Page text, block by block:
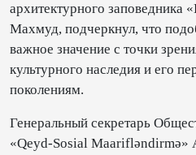
архитектурного заповедника
Махмуд, подчеркнул, что
важное значение с точки
культурного наследия и его
поколениям.
Генеральный секретарь
«Qeyd-Sosial Maarifləndirmə»